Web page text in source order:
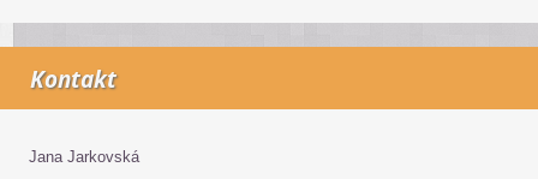
Kontakt
Jana Jarkovská